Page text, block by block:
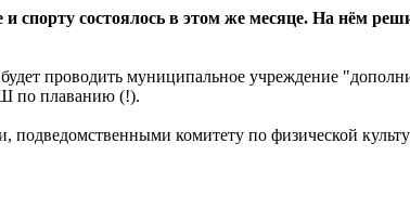
спорту состоялось в этом же месяце. На нём
проводить муниципальное учреждение
по плаванию (!).
подведомственными комитету по физической